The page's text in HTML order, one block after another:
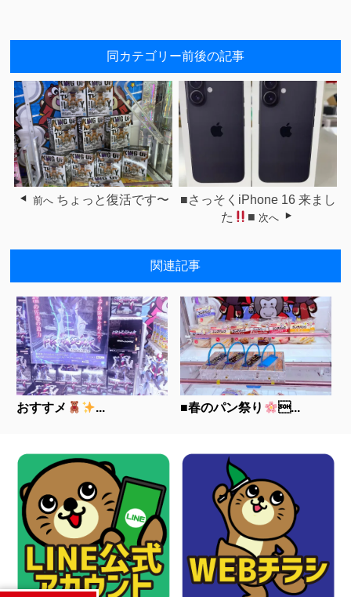
同カテゴリー前後の記事
前へ ちょっと復活です〜
■さっそくiPhone 16 来まし
た
■ 次へ
関連記事
おすすメ ... ■春のパン祭り ...